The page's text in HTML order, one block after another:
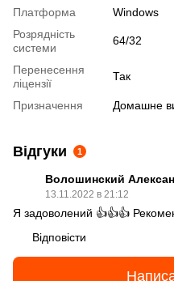
Платформа
Windows
Розрядність
системи
64/32
Перенесення
ліцензії
Так
Призначення Домашне
Відгуки 1
Волошинский
13.11.2022 в 21:12
Я задоволений 👍👍👍
Відповісти